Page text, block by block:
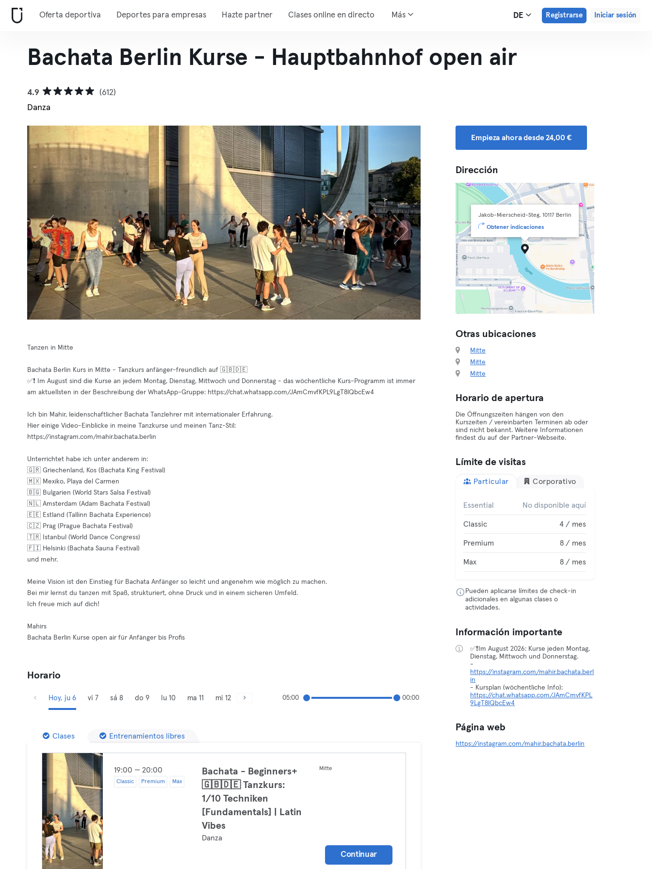
Oferta deportiva Deportes para empresas Hazte partner Clases online en directo Más DE Registrarse Iniciar sesión
Bachata Berlin Kurse - Hauptbahnhof open air
4.9
(612)
Danza
Tanzen in Mitte
Bachata Berlin Kurs in Mitte - Tanzkurs anfänger-freundlich auf 🇬🇧🇩🇪
✅❗️ Im August sind die Kurse an jedem Montag, Dienstag, Mittwoch und Donnerstag - das wöchentliche Kurs-Programm ist immer
am aktuellsten in der Beschreibung der WhatsApp-Gruppe: https://chat.whatsapp.com/JAmCmvfKPL9LgT8lQbcEw4
Ich bin Mahir, leidenschaftlicher Bachata Tanzlehrer mit internationaler Erfahrung.
Hier einige Video-Einblicke in meine Tanzkurse und meinen Tanz-Stil:
https://instagram.com/mahir.bachata.berlin
Unterrichtet habe ich unter anderem in:
🇬🇷 Griechenland, Kos (Bachata King Festival)
🇲🇽 Mexiko, Playa del Carmen
🇧🇬 Bulgarien (World Stars Salsa Festival)
🇳🇱 Amsterdam (Adam Bachata Festival)
🇪🇪 Estland (Tallinn Bachata Experience)
🇨🇿 Prag (Prague Bachata Festival)
🇹🇷 Istanbul (World Dance Congress)
🇫🇮 Helsinki (Bachata Sauna Festival)
und mehr.
Meine Vision ist den Einstieg für Bachata Anfänger so leicht und angenehm wie möglich zu machen.
Bei mir lernst du tanzen mit Spaß, strukturiert, ohne Druck und in einem sicheren Umfeld.
Ich freue mich auf dich!
Mahirs
Bachata Berlin Kurse open air für Anfänger bis Profis
Horario
Hoy, ju 6 vi 7 sá 8 do 9 lu 10 ma 11 mi 12 05:00 00:00
Clases Entrenamientos libres
19:00 — 20:00
Classic Premium Max
Bachata - Beginners+
🇬🇧🇩🇪 Tanzkurs:
1/10 Techniken
[Fundamentals] | Latin
Vibes
Danza
Mitte
Continuar
Empieza ahora desde 24,00 €
Dirección
Jakob-Mierscheid-Steg, 10117 Berlin
Obtener indicaciones
Otras ubicaciones
Mitte
Mitte
Mitte
Horario de apertura
Die Öffnungszeiten hängen von den
Kurszeiten / vereinbarten Terminen ab oder
sind nicht bekannt. Weitere Informationen
findest du auf der Partner-Webseite.
Límite de visitas
Particular Corporativo
Essential No disponible aquí
Classic 4 / mes
Premium 8 / mes
Max 8 / mes
Pueden aplicarse límites de check-in
adicionales en algunas clases o
actividades.
Información importante
✅❗️Im August 2026: Kurse jeden Montag,
Dienstag, Mittwoch und Donnerstag.
-
https://instagram.com/mahir.bachata.berl
in
- Kursplan (wöchentliche Info):
https://chat.whatsapp.com/JAmCmvfKPL
9LgT8lQbcEw4
Página web
https://instagram.com/mahir.bachata.berlin